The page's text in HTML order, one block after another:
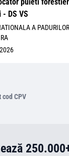
DS VS
A
CPV